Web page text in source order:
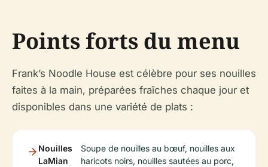
Points forts du menu
Frank’s Noodle House est célèbre pour ses nouilles
faites à la main, préparées fraîches chaque jour et
disponibles dans une variété de plats :
Nouilles
LaMian
Soupe de nouilles au bœuf, nouilles aux
haricots noirs, nouilles sautées au porc,